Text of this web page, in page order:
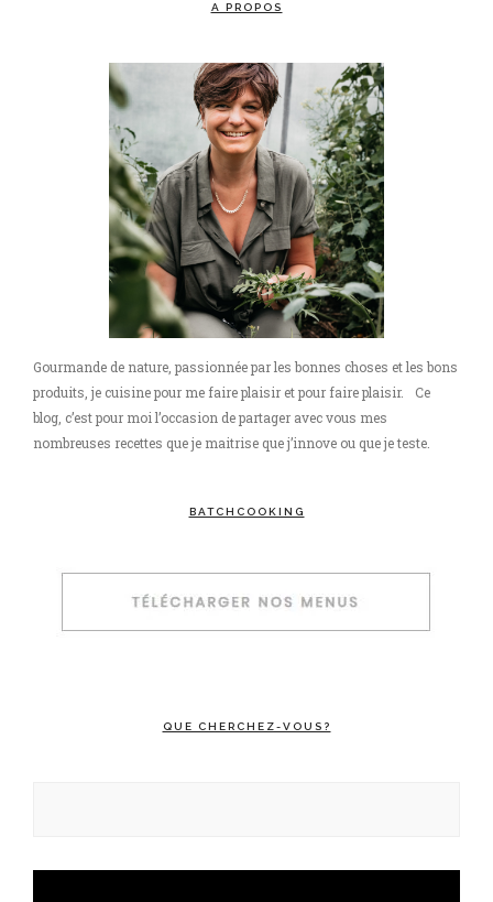
A PROPOS
Gourmande de nature, passionnée par les bonnes choses et les bons
produits, je cuisine pour me faire plaisir et pour faire plaisir. Ce
blog, c’est pour moi l’occasion de partager avec vous mes
nombreuses recettes que je maitrise que j’innove ou que je teste.
BATCHCOOKING
QUE CHERCHEZ-VOUS?